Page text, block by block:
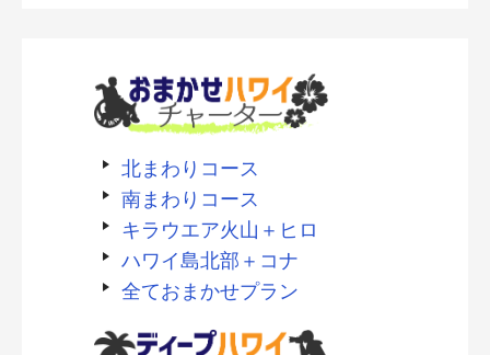
北まわりコース
南まわりコース
キラウエア火山＋ヒロ
ハワイ島北部＋コナ
全ておまかせプラン